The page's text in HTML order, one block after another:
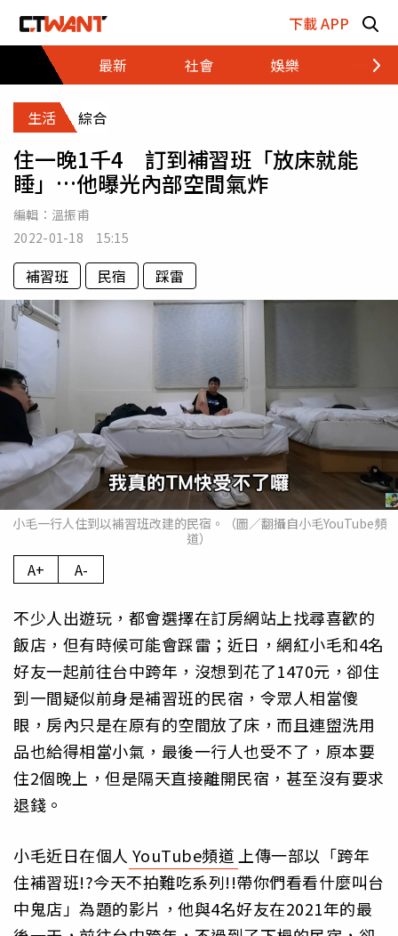
下載 APP
最新
社會 娛樂 財經
生活 綜合
住一晚1千4 訂到補習班「放床就能
睡」…他曝光內部空間氣炸
編輯： 溫振甫
2022-01-18 15:15
補習班 民宿 踩雷
小毛一行人住到以補習班改建的民宿。（圖／翻攝自小毛YouTube頻
道）
A+ A-
不少人出遊玩，都會選擇在訂房網站上找尋喜歡的
飯店，但有時候可能會踩雷；近日，網紅小毛和4名
好友一起前往台中跨年，沒想到花了1470元，卻住
到一間疑似前身是補習班的民宿，令眾人相當傻
眼，房內只是在原有的空間放了床，而且連盥洗用
品也給得相當小氣，最後一行人也受不了，原本要
住2個晚上，但是隔天直接離開民宿，甚至沒有要求
退錢。
小毛近日在個人 YouTube頻道 上傳一部以「跨年
住補習班!?今天不拍難吃系列!!帶你們看看什麼叫台
中鬼店」為題的影片，他與4名好友在2021年的最